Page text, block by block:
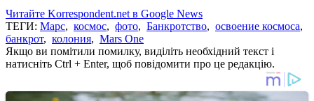
Читайте Korrespondent.net в Google News
ТЕГИ: Марс, космос, фото, Банкротство, освоение космоса,
банкрот, колония, Mars One
Якщо ви помітили помилку, виділіть необхідний текст і
натисніть Ctrl + Enter, щоб повідомити про це редакцію.